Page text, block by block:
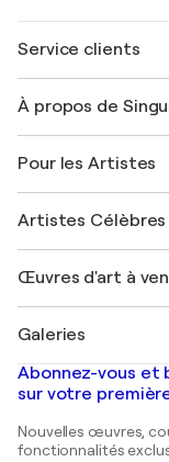
Service clients
Expédition
Offrir une carte
Rejoignez notre
Mon compte
+33 1 76 44 06 42
À propos de
FAQ
Magazine Singulart
Emplois
Découvrez une
Pour les Artistes
Se connecter en
Artistes Célèbres
Marc Chagall
Banksy
Mr. Brainwash
Shepard Fairey
Œuvres d'art à
Tableaux abstraits
Peintures de
Estampes
Peintures
Galeries
Galeries d'art en
Galeries d'art en
Abonnez-vous et
sur votre
Nouvelles œuvres,
fonctionnalités